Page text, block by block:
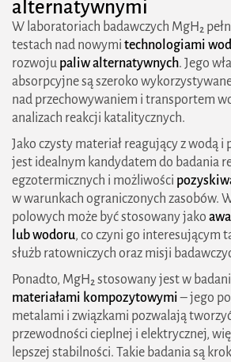
alternatywnymi
W laboratoriach badawczych MgH₂
testach nad nowymi technologiami
rozwoju paliw alternatywnych. Jego
absorpcyjne są szeroko
nad przechowywaniem i transportem
analizach reakcji katalitycznych.
Jako czysty materiał reagujący z wodą i
jest idealnym kandydatem do badania
egzotermicznych i możliwości
w warunkach ograniczonych zasobów.
polowych może być stosowany jako
lub wodoru, co czyni go interesującym
służb ratowniczych oraz misji
Ponadto, MgH₂ stosowany jest w
materiałami kompozytowymi– jego
metalami i związkami pozwalają
przewodności cieplnej i elektrycznej,
lepszej stabilności. Takie badania są